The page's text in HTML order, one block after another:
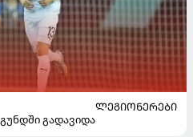
ᲚᲔᲒᲘᲝᲜᲔᲠᲔᲑᲘ
გადავიდა